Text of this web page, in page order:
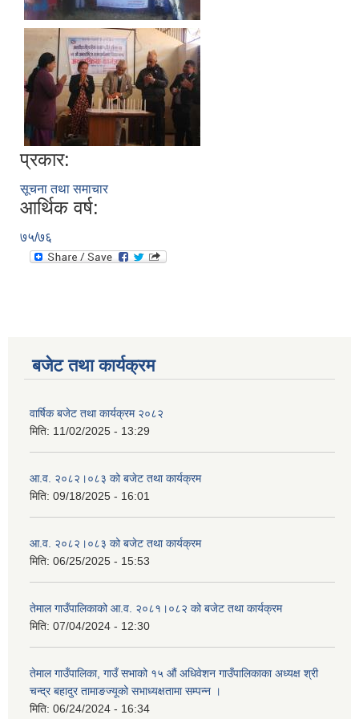
प्रकार:
सूचना तथा समाचार
आर्थिक वर्ष:
७५/७६
बजेट तथा कार्यक्रम
वार्षिक बजेट तथा कार्यक्रम २०८२
मिति: 11/02/2025 - 13:29
आ.व. २०८२।०८३ को बजेट तथा कार्यक्रम
मिति: 09/18/2025 - 16:01
आ.व. २०८२।०८३ को बजेट तथा कार्यक्रम
मिति: 06/25/2025 - 15:53
तेमाल गाउँपालिकाको आ.व. २०८१।०८२ को बजेट तथा कार्यक्रम
मिति: 07/04/2024 - 12:30
तेमाल गाउँपालिका, गाउँ सभाको १५ औं अधिवेशन गाउँपालिकाका अध्यक्ष श्री
चन्द्र बहादुर तामाङज्यूको सभाध्यक्षतामा सम्पन्न ।
मिति: 06/24/2024 - 16:34